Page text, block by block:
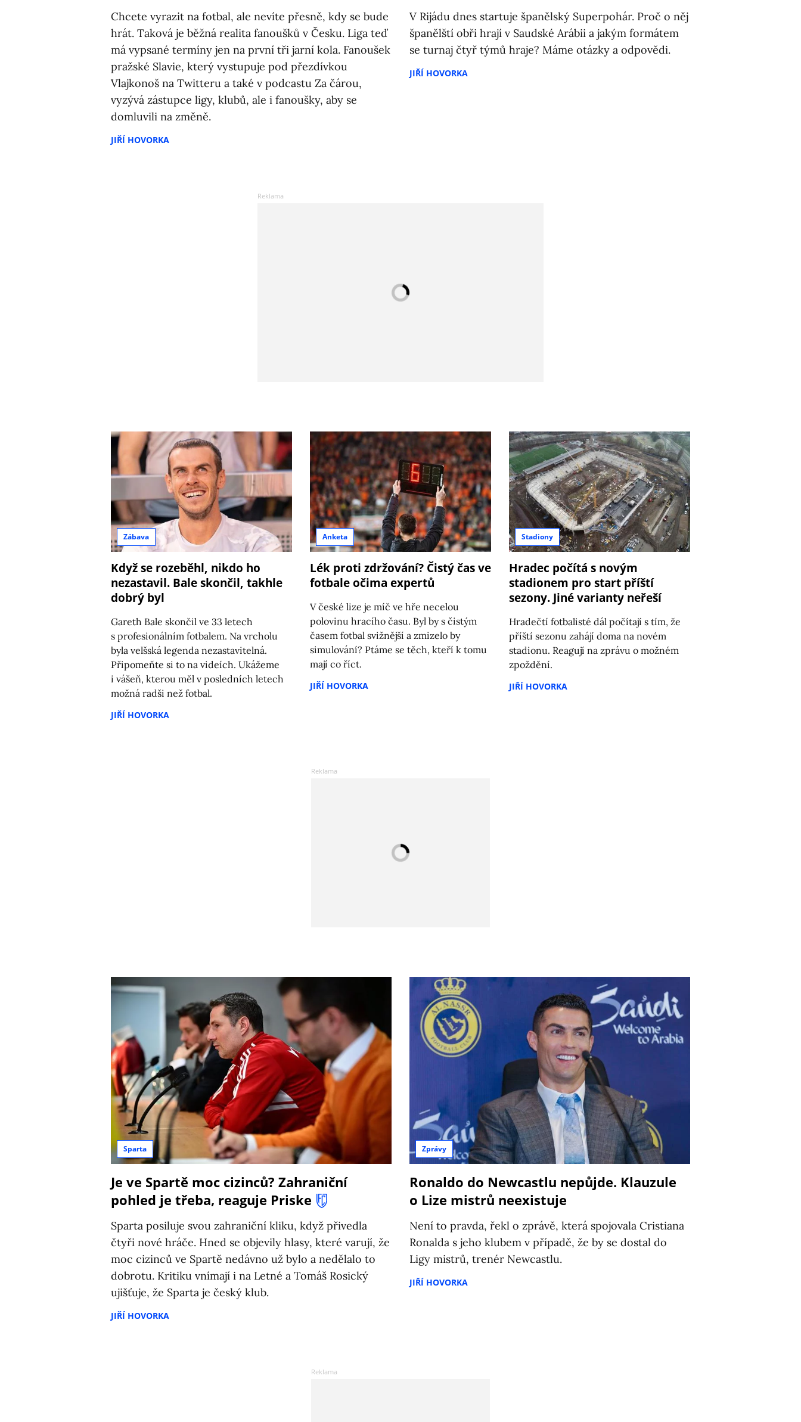
Chcete vyrazit na fotbal, ale nevíte přesně, kdy se bude
hrát. Taková je běžná realita fanoušků v Česku. Liga teď
má vypsané termíny jen na první tři jarní kola. Fanoušek
pražské Slavie, který vystupuje pod přezdívkou
Vlajkonoš na Twitteru a také v podcastu Za čárou,
vyzývá zástupce ligy, klubů, ale i fanoušky, aby se
domluvili na změně.
JIŘÍ HOVORKA
V Rijádu dnes startuje španělský Superpohár. Proč o něj
španělští obři hrají v Saudské Arábii a jakým formátem
se turnaj čtyř týmů hraje? Máme otázky a odpovědi.
JIŘÍ HOVORKA
Zábava
Když se rozeběhl, nikdo ho
nezastavil. Bale skončil, takhle
dobrý byl
Gareth Bale skončil ve 33 letech
s profesionálním fotbalem. Na vrcholu
byla velšská legenda nezastavitelná.
Připomeňte si to na videích. Ukážeme
i vášeň, kterou měl v posledních letech
možná radši než fotbal.
JIŘÍ HOVORKA
Anketa
Lék proti zdržování? Čistý čas ve
fotbale očima expertů
V české lize je míč ve hře necelou
polovinu hracího času. Byl by s čistým
časem fotbal svižnější a zmizelo by
simulování? Ptáme se těch, kteří k tomu
mají co říct.
JIŘÍ HOVORKA
Stadiony
Hradec počítá s novým
stadionem pro start příští
sezony. Jiné varianty neřeší
Hradečtí fotbalisté dál počítají s tím, že
příští sezonu zahájí doma na novém
stadionu. Reagují na zprávu o možném
zpoždění.
JIŘÍ HOVORKA
Sparta
Je ve Spartě moc cizinců? Zahraniční
pohled je třeba, reaguje Priske
Sparta posiluje svou zahraniční kliku, když přivedla
čtyři nové hráče. Hned se objevily hlasy, které varují, že
moc cizinců ve Spartě nedávno už bylo a nedělalo to
dobrotu. Kritiku vnímají i na Letné a Tomáš Rosický
ujišťuje, že Sparta je český klub.
JIŘÍ HOVORKA
Zprávy
Ronaldo do Newcastlu nepůjde. Klauzule
o Lize mistrů neexistuje
Není to pravda, řekl o zprávě, která spojovala Cristiana
Ronalda s jeho klubem v případě, že by se dostal do
Ligy mistrů, trenér Newcastlu.
JIŘÍ HOVORKA
8